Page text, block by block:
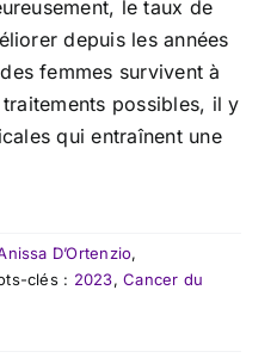
le taux de
depuis les années
femmes survivent à
possibles, il y
qui entraînent une
D’Ortenzio,
clés : 2023,Cancer du